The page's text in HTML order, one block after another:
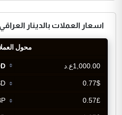
اسعار العملات بالدينار العراقي